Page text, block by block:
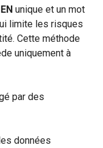
unique et un mot
limite les risques
Cette méthode
uniquement à
par des
données